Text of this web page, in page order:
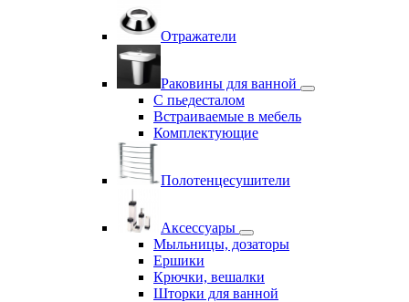
Отражатели
Раковины для ванной
С пьедесталом
Встраиваемые в мебель
Комплектующие
Полотенцесушители
Аксессуары
Мыльницы, дозаторы
Ершики
Крючки, вешалки
Шторки для ванной